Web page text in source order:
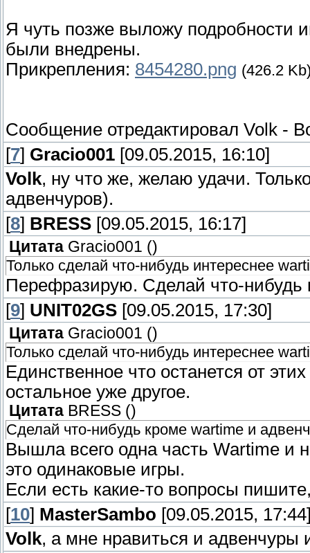
Я чуть позже выложу подробности
были внедрены.
Прикрепления: 8454280.png (426.2
Сообщение отредактировал Volk -
[7] Gracio001 [09.05.2015, 16:10]
Volk, ну что же, желаю удачи.
адвенчуров).
[8] BRESS [09.05.2015, 16:17]
Цитата Gracio001 ()
Только сделай что-нибудь интереснее
Перефразирую. Сделай что-нибудь
[9] UNIT02GS [09.05.2015, 17:30]
Цитата Gracio001 ()
Только сделай что-нибудь интереснее
Единственное что останется от
остальное уже другое.
Цитата BRESS ()
Сделай что-нибудь кроме wartime и
Вышла всего одна часть Wartime и
это одинаковые игры.
Если есть какие-то вопросы
[10] MasterSambo [09.05.2015,
Volk, а мне нравиться и адвенчуры